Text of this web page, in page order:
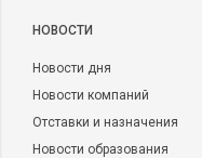
НОВОСТИ
Новости дня
Новости компаний
Отставки и назначения
Новости образования